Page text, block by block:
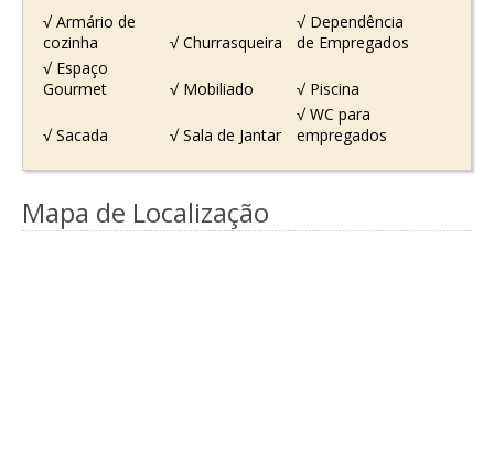
√ Armário de
cozinha
√ Churrasqueira
√ Dependência
de Empregados
√ Espaço
Gourmet
√ Mobiliado √ Piscina
√ Sacada √ Sala de Jantar
√ WC para
empregados
Mapa de Localização